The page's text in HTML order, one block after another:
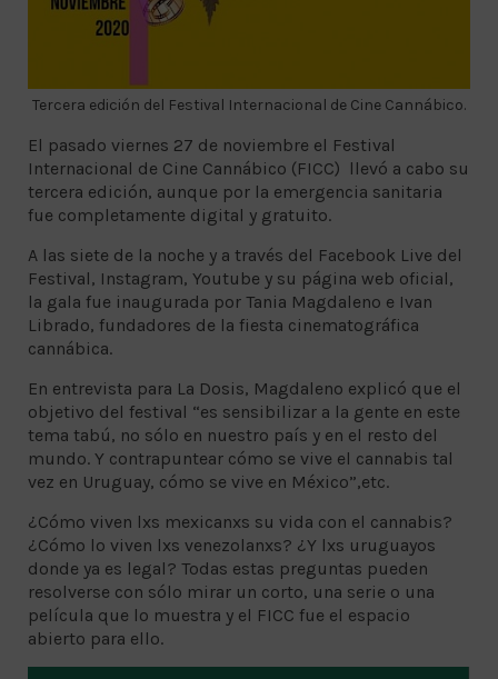
Tercera edición del Festival Internacional de Cine Cannábico.
El pasado viernes 27 de noviembre el Festival
Internacional de Cine Cannábico (FICC) llevó a cabo su
tercera edición, aunque por la emergencia sanitaria
fue completamente digital y gratuito.
A las siete de la noche y a través del Facebook Live del
Festival, Instagram, Youtube y su página web oficial,
la gala fue inaugurada por Tania Magdaleno e Ivan
Librado, fundadores de la fiesta cinematográfica
cannábica.
En entrevista para La Dosis, Magdaleno explicó que el
objetivo del festival “es sensibilizar a la gente en este
tema tabú, no sólo en nuestro país y en el resto del
mundo. Y contrapuntear cómo se vive el cannabis tal
vez en Uruguay, cómo se vive en México”,etc.
¿Cómo viven lxs mexicanxs su vida con el cannabis?
¿Cómo lo viven lxs venezolanxs? ¿Y lxs uruguayos
donde ya es legal? Todas estas preguntas pueden
resolverse con sólo mirar un corto, una serie o una
película que lo muestra y el FICC fue el espacio
abierto para ello.